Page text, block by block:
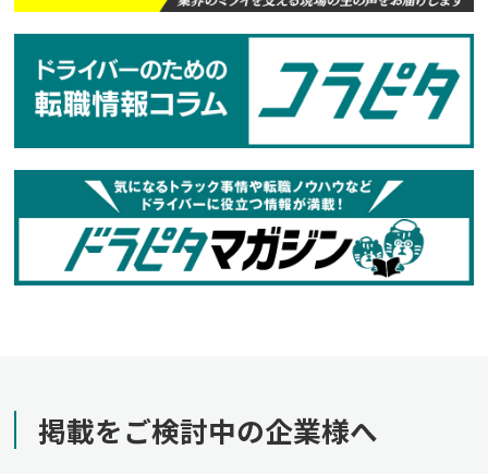
掲載をご検討中の企業様へ